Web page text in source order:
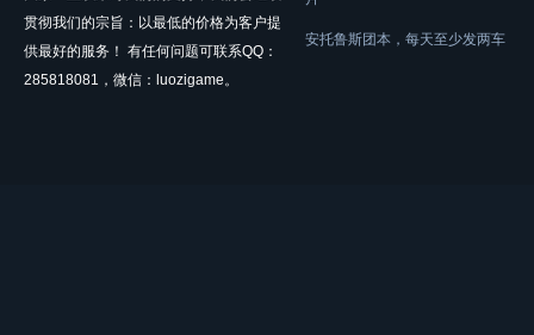
贯彻我们的宗旨：以最低的价格为客户提
供最好的服务！ 有任何问题可联系QQ：
285818081，微信：luozigame。
安托鲁斯团本，每天至少发两车